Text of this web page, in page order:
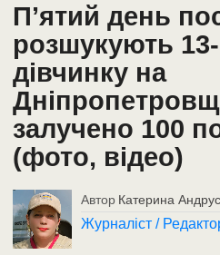
П’ятий день
розшукують
дівчинку на
залучено 100
(фото, відео)
Автор Катерина
Журналіст /